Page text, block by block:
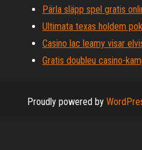
Pärla släpp spel gratis
Ultimata texas holdem
Casino lac leamy visar
Gratis doubleu casino-
Proudly powered by